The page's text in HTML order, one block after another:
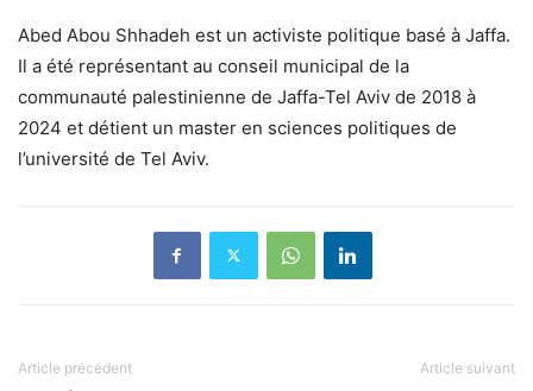
Abed Abou Shhadeh est un activiste politique basé à Jaffa.
Il a été représentant au conseil municipal de la
communauté palestinienne de Jaffa-Tel Aviv de 2018 à
2024 et détient un master en sciences politiques de
l’université de Tel Aviv.
Article précédent Article suivant